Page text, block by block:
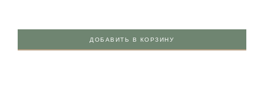
ДОБАВИТЬ В КОРЗИНУ